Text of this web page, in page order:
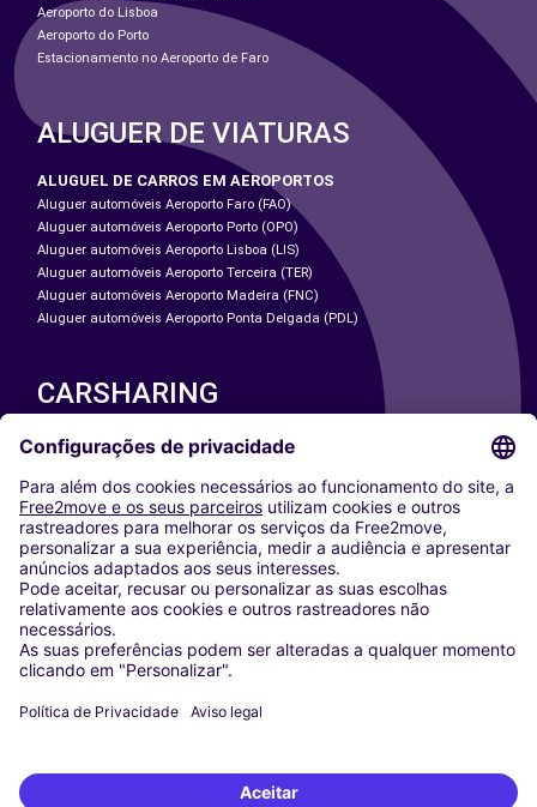
Aeroporto do Lisboa
Aeroporto do Porto
Estacionamento no Aeroporto de Faro
ALUGUER DE VIATURAS
ALUGUEL DE CARROS EM AEROPORTOS
Aluguer automóveis Aeroporto Faro (FAO)
Aluguer automóveis Aeroporto Porto (OPO)
Aluguer automóveis Aeroporto Lisboa (LIS)
Aluguer automóveis Aeroporto Terceira (TER)
Aluguer automóveis Aeroporto Madeira (FNC)
Aluguer automóveis Aeroporto Ponta Delgada (PDL)
CARSHARING
NOSSAS CIDADES
Washington DC
Milan
Rome
Turin
Vienna
Berlin
Cologne
Dusseldorf
Frankfurt
Munich